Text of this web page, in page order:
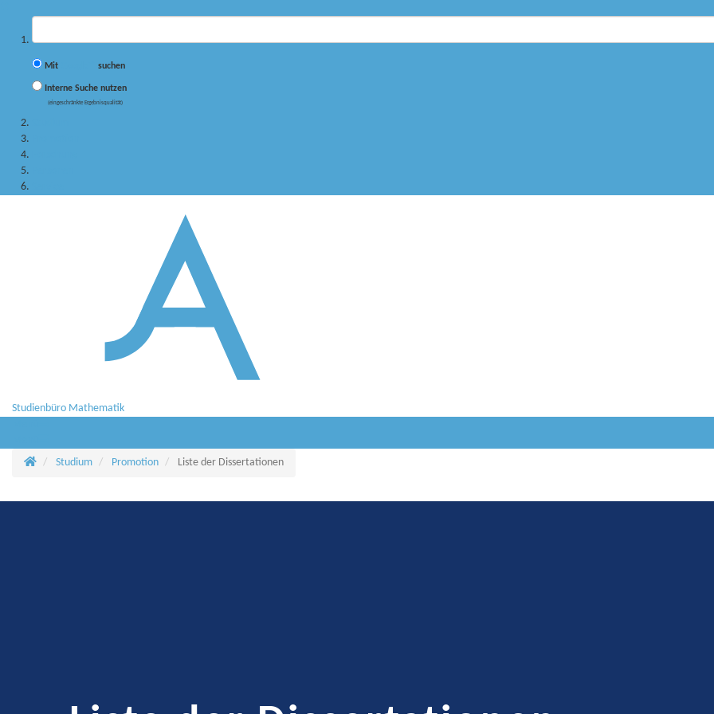
Mit suchen
Interne Suche nutzen
(eingeschränkte Ergebnisqualität)
Studienbüro Mathematik
Startseite
Studium Promotion Liste der Dissertationen